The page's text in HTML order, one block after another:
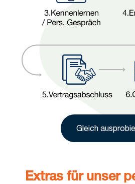
Gleich
Extras für unser